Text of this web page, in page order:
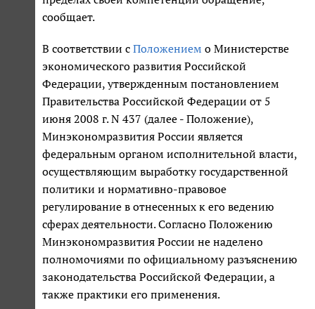
сообщает.
В соответствии с Положением о Министерстве
экономического развития Российской
Федерации, утвержденным постановлением
Правительства Российской Федерации от 5
июня 2008 г. N 437 (далее - Положение),
Минэкономразвития России является
федеральным органом исполнительной власти,
осуществляющим выработку государственной
политики и нормативно-правовое
регулирование в отнесенных к его ведению
сферах деятельности. Согласно Положению
Минэкономразвития России не наделено
полномочиями по официальному разъяснению
законодательства Российской Федерации, а
также практики его применения.